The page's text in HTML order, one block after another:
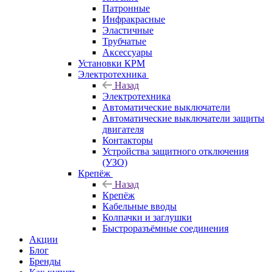
Патронные
Инфракрасные
Эластичные
Трубчатые
Аксессуары
Установки КРМ
Электротехника
Назад
Электротехника
Автоматические выключатели
Автоматические выключатели защиты
двигателя
Контакторы
Устройства защитного отключения
(УЗО)
Крепёж
Назад
Крепёж
Кабельные вводы
Колпачки и заглушки
Быстроразъёмные соединения
Акции
Блог
Бренды